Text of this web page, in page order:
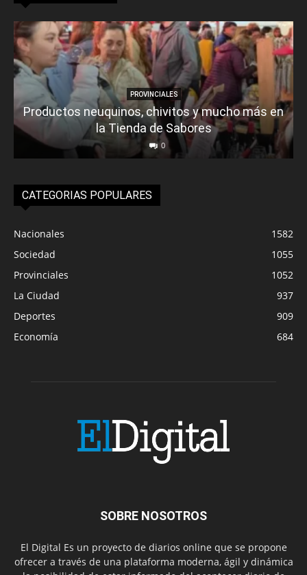
PROVINCIALES
Productos neuquinos, chivitos y mucho más en
la Tienda de Sabores
0
CATEGORIAS POPULARES
Nacionales
1582
Sociedad
1055
Provinciales
1052
La Ciudad
937
Deportes
909
Economía
684
SOBRE NOSOTROS
El Digital Es un proyecto de diarios online que se propone
ofrecer a través de una plataforma moderna, ágil y dinámica